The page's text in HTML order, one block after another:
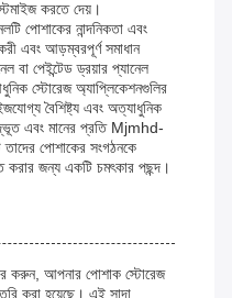
করতে দেয়।
পোশাকের নান্দনিকতা এবং
এবং আড়ম্বরপূর্ণ সমাধান
বা পেইন্টেড ড্রয়ার প্যানেল
স্টোরেজ অ্যাপ্লিকেশনগুলির
বৈশিষ্ট্য এবং অত্যাধুনিক
এবং মানের প্রতি Mjmhd-
পোশাকের সংগঠনকে
করার জন্য একটি চমৎকার পছন্দ।
করুন, আপনার পোশাক স্টোরেজ
করা হয়েছে। এই সাদা